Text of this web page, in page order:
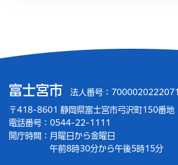
富士宮市 法人番号：7000020222071
〒418-8601 静岡県富士宮市弓沢町150番地
電話番号：0544-22-1111
開庁時間： 月曜日から金曜日
午前8時30分から午後5時15分